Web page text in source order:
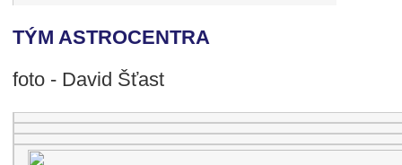
TÝM ASTROCENTRA
foto - David Šťast